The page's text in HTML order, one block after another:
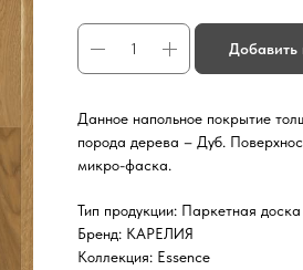
Добавить
Данное напольное покрытие
порода дерева – Дуб.
микро-фаска.
Тип продукции: Паркетная доска
Бренд: КАРЕЛИЯ
Коллекция: Essence